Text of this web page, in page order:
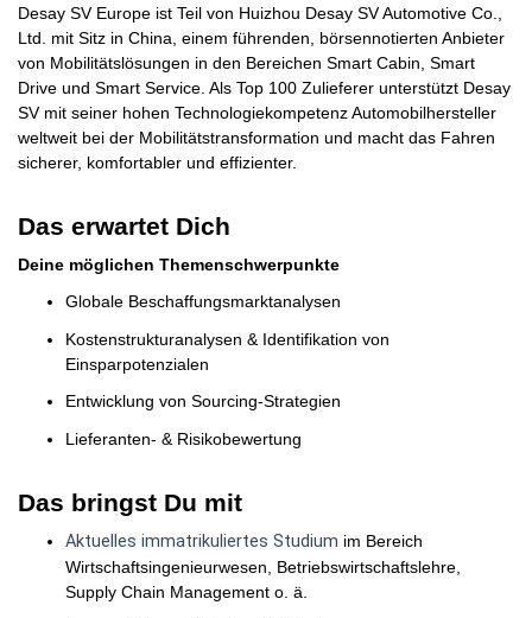
Desay SV Europe ist Teil von Huizhou Desay SV Automotive Co.,
Ltd. mit Sitz in China, einem führenden, börsennotierten Anbieter
von Mobilitätslösungen in den Bereichen Smart Cabin, Smart
Drive und Smart Service. Als Top 100 Zulieferer unterstützt Desay
SV mit seiner hohen Technologiekompetenz Automobilhersteller
weltweit bei der Mobilitätstransformation und macht das Fahren
sicherer, komfortabler und effizienter.
Das erwartet Dich
Deine möglichen Themenschwerpunkte
Globale Beschaffungsmarktanalysen
Kostenstrukturanalysen & Identifikation von
Einsparpotenzialen
Entwicklung von Sourcing-Strategien
Lieferanten- & Risikobewertung
Das bringst Du mit
Aktuelles immatrikuliertes Studium im Bereich
Wirtschaftsingenieurwesen, Betriebswirtschaftslehre,
Supply Chain Management o. ä.